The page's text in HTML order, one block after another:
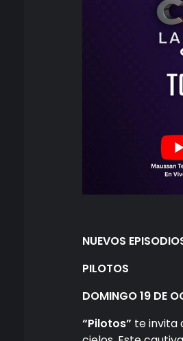
NUEVOS
PILOTOS
DOMINGO 19 DE
“Pilotos” te invita